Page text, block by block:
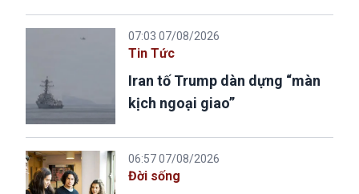
07:03 07/08/2026
Tin Tức
Iran tố Trump dàn dựng “màn
kịch ngoại giao”
06:57 07/08/2026
Đời sống